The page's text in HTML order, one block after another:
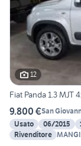
12
Fiat Panda 1.3 MJT
9.800 €San
Usato
06/2015
Rivenditore